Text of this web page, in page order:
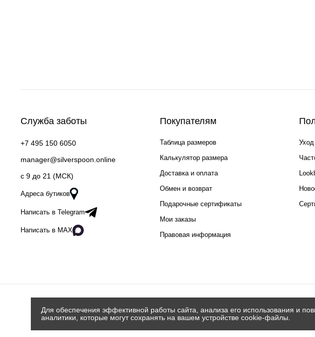
Служба заботы
+7 495 150 6050
manager@silverspoon.online
c 9 до 21 (МСК)
Адреса бутиков
Написать в Telegram
Написать в MAX
Покупателям
Таблица размеров
Калькулятор размера
Доставка и оплата
Обмен и возврат
Подарочные сертификаты
Мои заказы
Правовая информация
Для обеспечения эффективной работы сайта, анализа его использования и
аналитики, которые могут сохранять на вашем устройстве cookie-файлы.